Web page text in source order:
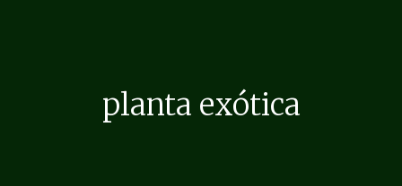
planta exótica